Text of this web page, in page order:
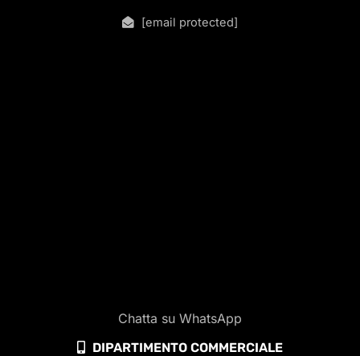
[email protected]
Chatta su WhatsApp
DIPARTIMENTO COMMERCIALE